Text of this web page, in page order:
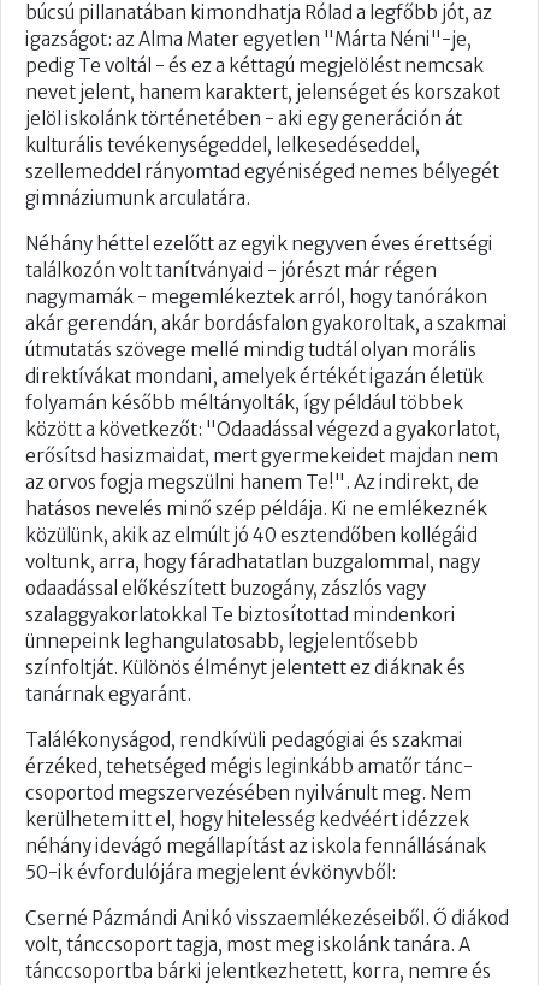
búcsú pillanatában kimondhatja Rólad a legfőbb jót, az
igazságot: az Alma Mater egyetlen "Márta Néni"-je,
pedig Te voltál - és ez a kéttagú megjelölést nemcsak
nevet jelent, hanem karaktert, jelenséget és korszakot
jelöl iskolánk történetében - aki egy generáción át
kulturális tevékenységeddel, lelkesedéseddel,
szellemeddel rányomtad egyéniséged nemes bélyegét
gimnáziumunk arculatára.
Néhány héttel ezelőtt az egyik negyven éves érettségi
találkozón volt tanítványaid - jórészt már régen
nagymamák - megemlékeztek arról, hogy tanórákon
akár gerendán, akár bordásfalon gyakoroltak, a szakmai
útmutatás szövege mellé mindig tudtál olyan morális
direktívákat mondani, amelyek értékét igazán életük
folyamán később méltányolták, így például többek
között a következőt: "Odaadással végezd a gyakorlatot,
erősítsd hasizmaidat, mert gyermekeidet majdan nem
az orv​​os fogja megszülni hanem Te!". Az indirekt, de
hatásos nevelés minő szép példája. Ki ne emlékeznék
közülünk, akik az elmúlt jó 40 esztendőben kollégáid
voltunk, arra, hogy fáradhatatlan buzgalommal, nagy
odaadással előkészített buzogány, zászlós vagy
szalaggyakorlatokkal Te biztosítottad mindenkori
ünnepeink leghangulatosabb, legjelentősebb
színfoltját. Különös élményt jelentett ez diáknak és
tanárnak egyaránt.
Találékonyságod, rendkívüli pedagógiai és​​​ szakmai
érzéked, tehetséged mégis leginkább amatőr tánc-
csoportod megszervezésében nyilvánult meg. Nem
kerülhetem itt el, hogy hitelesség kedvéért idézzek
néhány idevágó megállapítást az iskola fennállásának
50-ik évfordulójára megjelent évkönyvből:
Cserné Pázmándi Anikó visszaemlékezéseiből. Ő diákod
volt, tánccsoport tagja, most meg iskolánk tanára. A
tánccsoportba bárki jelentkezhetett, korra, nemre és